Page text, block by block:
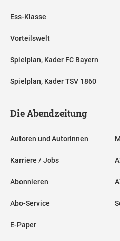
Ess-Klasse
Vorteilswelt
Spielplan, Kader FC Bayern
Spielplan, Kader TSV 1860
Die Abendzeitung
Autoren und Autorinnen
Karriere / Jobs
Abonnieren
Abo-Service
E-Paper